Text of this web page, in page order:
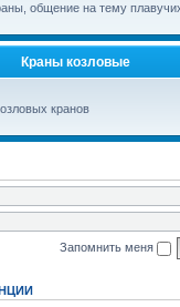
общение на тему
Краны козловые
кранов
Запомнить меня